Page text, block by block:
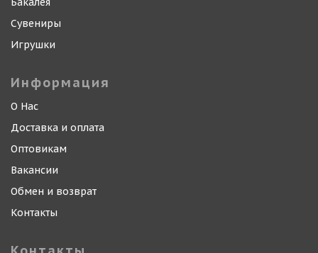
Сувениры
Игрушки
Информация
О Нас
Доставка и оплата
Оптовикам
Вакансии
Обмен и возврат
Контакты